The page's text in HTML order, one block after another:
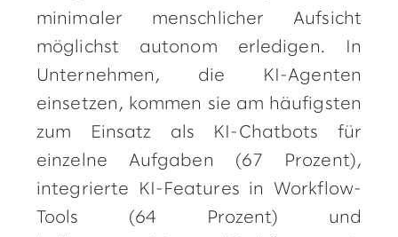
minimaler menschlicher Aufsicht
möglichst autonom erledigen. In
Unternehmen, die KI-Agenten
einsetzen, kommen sie am häufigsten
zum Einsatz als KI-Chatbots für
einzelne Aufgaben (67 Prozent),
integrierte KI-Features in Workflow-
Tools (64 Prozent) und